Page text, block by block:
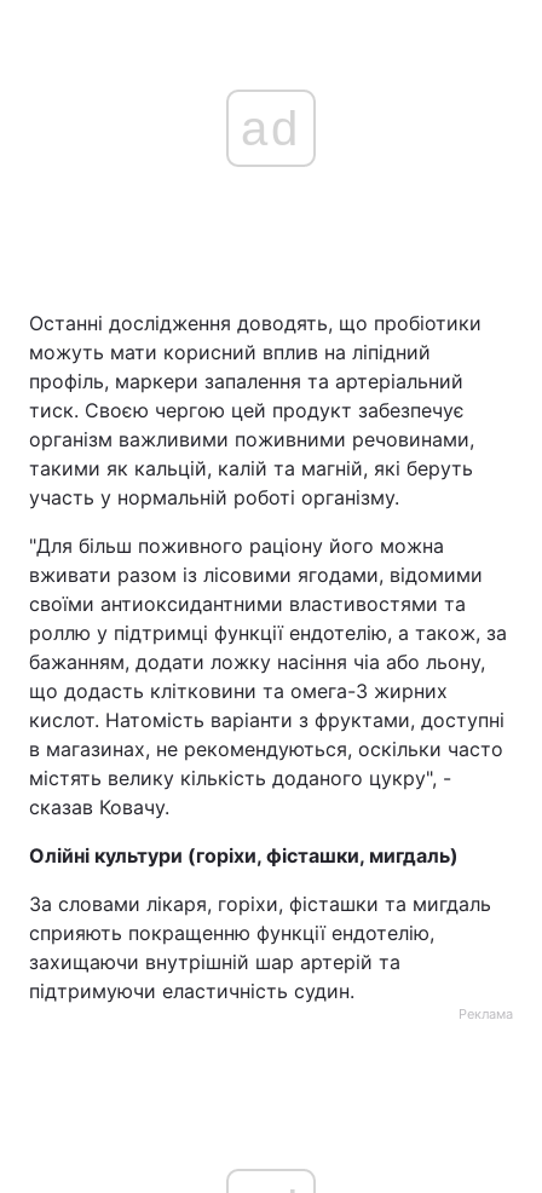
ad
Останні дослідження доводять, що пробіотики
можуть мати корисний вплив на ліпідний
профіль, маркери запалення та артеріальний
тиск. Своєю чергою цей продукт забезпечує
організм важливими поживними речовинами,
такими як кальцій, калій та магній, які беруть
участь у нормальній роботі організму.
"Для більш поживного раціону його можна
вживати разом із лісовими ягодами, відомими
своїми антиоксидантними властивостями та
роллю у підтримці функції ендотелію, а також, за
бажанням, додати ложку насіння чіа або льону,
що додасть клітковини та омега-3 жирних
кислот. Натомість варіанти з фруктами, доступні
в магазинах, не рекомендуються, оскільки часто
містять велику кількість доданого цукру", -
сказав Ковачу.
Олійні культури (горіхи, фісташки, мигдаль)
За словами лікаря, горіхи, фісташки та мигдаль
сприяють покращенню функції ендотелію,
захищаючи внутрішній шар артерій та
підтримуючи еластичність судин.
Реклама